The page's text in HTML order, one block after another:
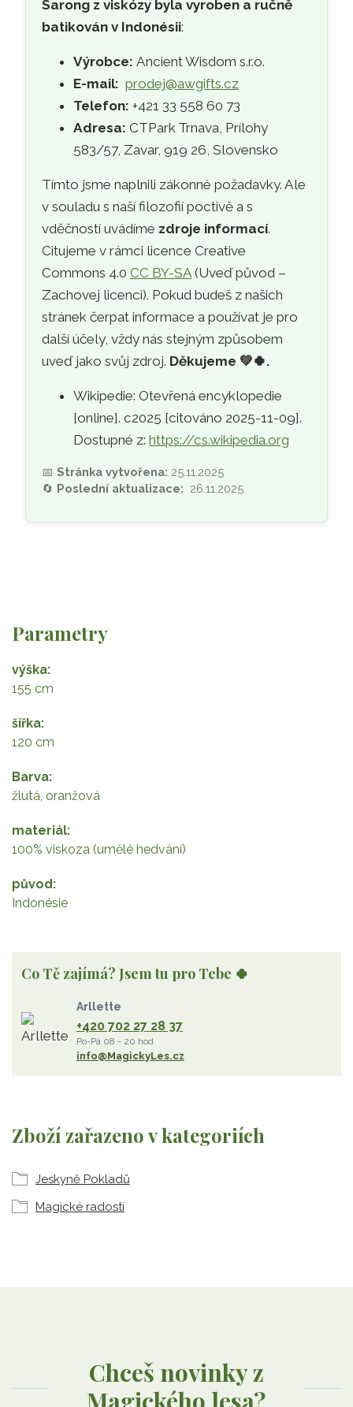
Sarong z viskózy byla vyroben a ručně
batikován v Indonésii:
Výrobce: Ancient Wisdom s.r.o.
E-mail:prodej@awgifts.cz
Telefon: +421 33 558 60 73
Adresa: CTPark Trnava, Prílohy
583/57, Zavar, 919 26, Slovensko
Tímto jsme naplnili zákonné požadavky. Ale
v souladu s naší filozofií poctivě a s
vděčností uvádíme zdroje informací.
Citujeme v rámci licence Creative
Commons 4.0CC BY-SA(Uveď původ –
Zachovej licenci). Pokud budeš z našich
stránek čerpat informace a používat je pro
další účely, vždy nás stejným způsobem
uveď jako svůj zdroj. Děkujeme 💚🍀.
Wikipedie: Otevřená encyklopedie
[online]. c2025 [citováno 2025-11-09].
Dostupné z:https://cs.wikipedia.org
📅Stránka vytvořena: 25.11.2025
🔄 Poslední aktualizace: 26.11.2025
Parametry
výška
155 cm
šířka
120 cm
Barva
žlutá, oranžová
materiál
100% viskoza (umělé hedvání)
původ
Indonésie
Zboží zařazeno v kategoriích
Jeskyně Pokladů
Magické radosti
Co Tě zajímá? Jsem tu pro Tebe 🍀
Arllette
+420 702 27 28 37
Po-Pá 08 - 20 hod
info@MagickyLes.cz
Chceš novinky z